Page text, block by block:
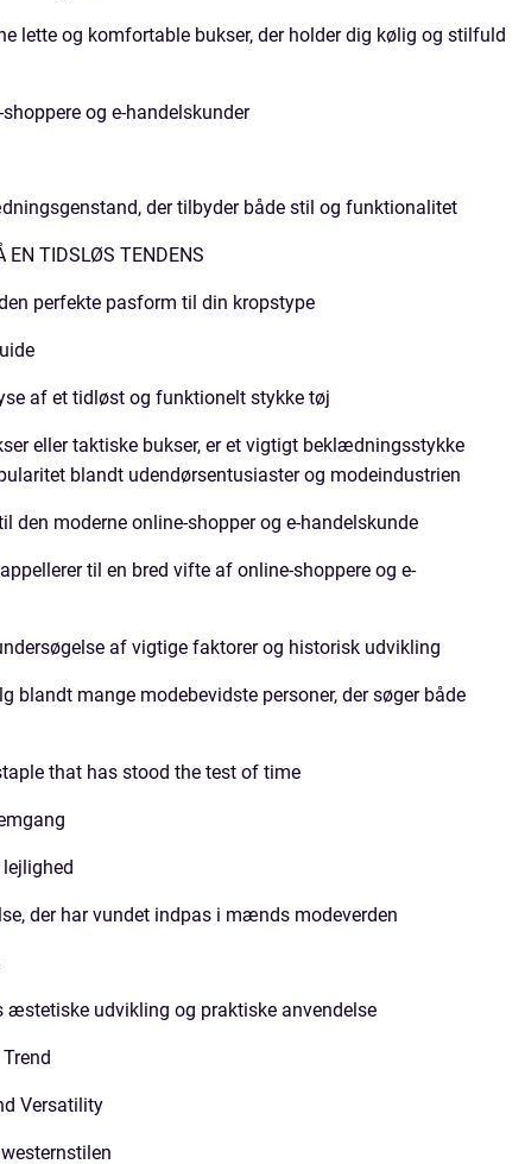
lette og komfortable bukser, der holder dig kølig og stilfuld
og e-handelskunder
der tilbyder både stil og funktionalitet
EN TIDSLØS TENDENS
perfekte pasform til din kropstype
af et tidløst og funktionelt stykke tøj
eller taktiske bukser, er et vigtigt beklædningsstykke
blandt udendørsentusiaster og modeindustrien
den moderne online-shopper og e-handelskunde
til en bred vifte af online-shoppere og e-
af vigtige faktorer og historisk udvikling
blandt mange modebevidste personer, der søger både
that has stood the test of time
der har vundet indpas i mænds modeverden
udvikling og praktiske anvendelse
Versatility